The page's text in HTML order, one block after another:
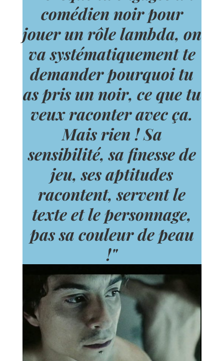
comédien noir pour
jouer un rôle lambda, on
va systématiquement te
demander pourquoi tu
as pris un noir, ce que tu
veux raconter avec ça.
Mais rien ! Sa
sensibilité, sa finesse de
jeu, ses aptitudes
racontent, servent le
texte et le personnage,
pas sa couleur de peau
!"